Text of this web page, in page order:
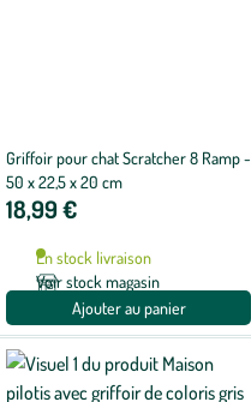
Griffoir pour chat Scratcher 8 Ramp -
50 x 22,5 x 20 cm
18,99 €
En stock livraison
Voir stock magasin
Ajouter au panier